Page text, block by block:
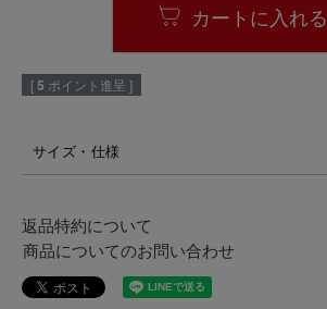
カートに入れる
[5 ポイント進呈 ]
サイズ・仕様
返品特約について
商品についてのお問い合わせ